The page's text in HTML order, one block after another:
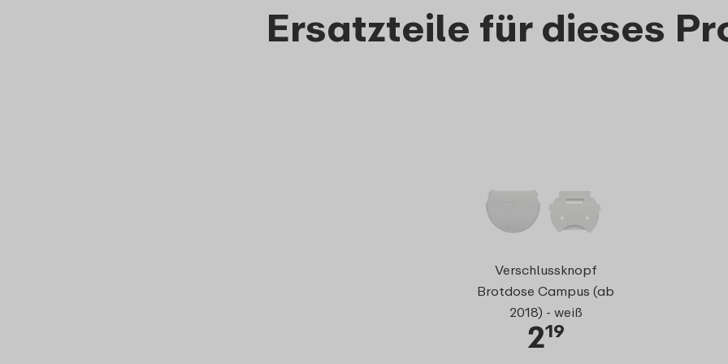
Ersatzteile für dieses
Verschlussknopf
Brotdose Campus (ab
2018) - weiß
219